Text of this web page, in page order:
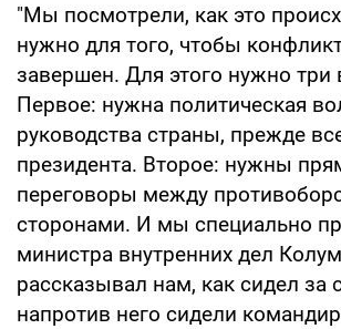
"Мы посмотрели, как это
нужно для того, чтобы
завершен. Для этого нужно три
Первое: нужна политическая
руководства страны, прежде
президента. Второе: нужны
переговоры между
сторонами. И мы специально
министра внутренних дел
рассказывал нам, как сидел за
напротив него сидели